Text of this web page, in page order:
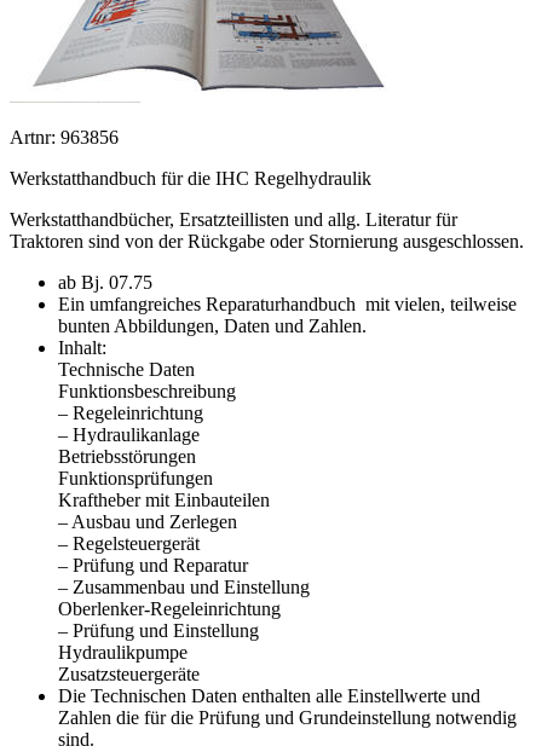
Artnr: 963856
Werkstatthandbuch für die IHC Regelhydraulik
Werkstatthandbücher, Ersatzteillisten und allg. Literatur für
Traktoren sind von der Rückgabe oder Stornierung ausgeschlossen.
ab Bj. 07.75
Ein umfangreiches Reparaturhandbuch mit vielen, teilweise
bunten Abbildungen, Daten und Zahlen.
Inhalt:
Technische Daten
Funktionsbeschreibung
– Regeleinrichtung
– Hydraulikanlage
Betriebsstörungen
Funktionsprüfungen
Kraftheber mit Einbauteilen
– Ausbau und Zerlegen
– Regelsteuergerät
– Prüfung und Reparatur
– Zusammenbau und Einstellung
Oberlenker-Regeleinrichtung
– Prüfung und Einstellung
Hydraulikpumpe
Zusatzsteuergeräte
Die Technischen Daten enthalten alle Einstellwerte und
Zahlen die für die Prüfung und Grundeinstellung notwendig
sind.